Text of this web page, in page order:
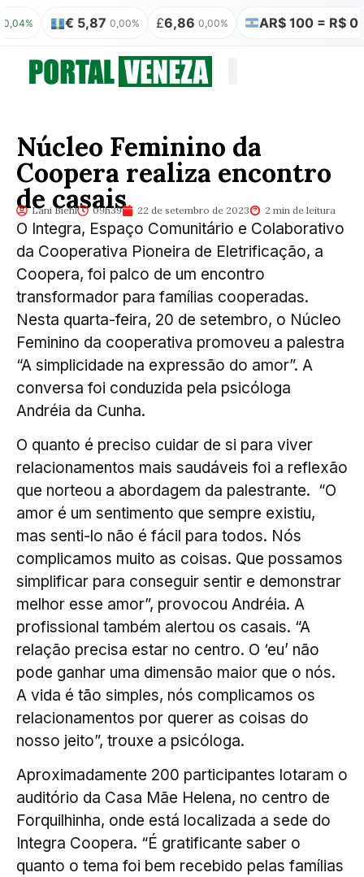
€ 5,87 0,00% £6,86 0,00% AR$ 100 = R$ 0,31
Núcleo Feminino da
Coopera realiza encontro
de casais
Lani Biehl 09h39 22 de setembro de 2023 2 min de leitura
O Integra, Espaço Comunitário e Colaborativo
da Cooperativa Pioneira de Eletrificação, a
Coopera, foi palco de um encontro
transformador para famílias cooperadas.
Nesta quarta-feira, 20 de setembro, o Núcleo
Feminino da cooperativa promoveu a palestra
“A simplicidade na expressão do amor”. A
conversa foi conduzida pela psicóloga
Andréia da Cunha.
O quanto é preciso cuidar de si para viver
relacionamentos mais saudáveis foi a reflexão
que norteou a abordagem da palestrante. “O
amor é um sentimento que sempre existiu,
mas senti-lo não é fácil para todos. Nós
complicamos muito as coisas. Que possamos
simplificar para conseguir sentir e demonstrar
melhor esse amor”, provocou Andréia. A
profissional também alertou os casais. “A
relação precisa estar no centro. O ‘eu’ não
pode ganhar uma dimensão maior que o nós.
A vida é tão simples, nós complicamos os
relacionamentos por querer as coisas do
nosso jeito”, trouxe a psicóloga.
Aproximadamente 200 participantes lotaram o
auditório da Casa Mãe Helena, no centro de
Forquilhinha, onde está localizada a sede do
Integra Coopera. “É gratificante saber o
quanto o tema foi bem recebido pelas famílias